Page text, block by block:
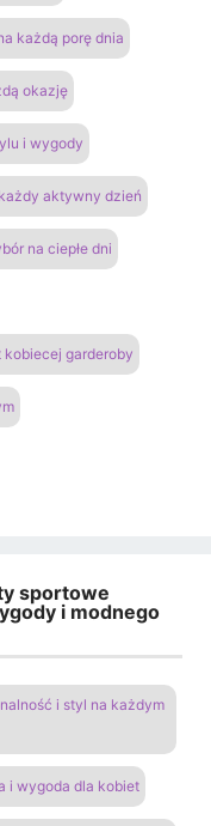
każdą porę dnia
okazję
i wygody
aktywny dzień
na ciepłe dni
kobiecej garderoby
sportowe
i modnego
i styl na każdym
i wygoda dla kobiet